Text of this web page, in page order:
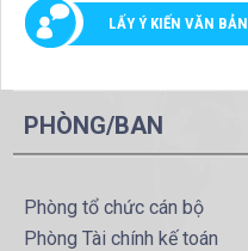
LẤY Ý KIẾN VĂN BẢN
PHÒNG/BAN
Phòng tổ chức cán bộ
Phòng Tài chính kế toán